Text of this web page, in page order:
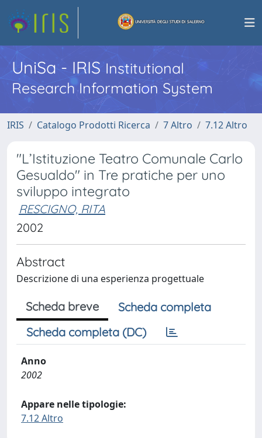
UniSa - IRISInstitutional
Research Information System
IRIS Catalogo Prodotti Ricerca 7 Altro 7.12 Altro
"L’Istituzione Teatro Comunale Carlo
Gesualdo" in Tre pratiche per uno
sviluppo integrato
RESCIGNO, RITA
2002
Abstract
Descrizione di una esperienza progettuale
Scheda breve
Scheda completa
Scheda completa (DC)
Anno
2002
Appare nelle tipologie:
7.12 Altro